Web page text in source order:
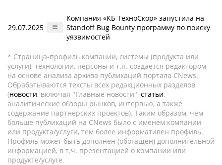
29.07.2025
Компания «КБ ТехноСкор» запустила на
Standoff Bug Bounty программу по поиску
уязвимостей
* Страница-профиль компании, системы (продукта или
услуги), технологии, персоны и т.п. создается редактором
на основе анализа архива публикаций портала CNews.
Обрабатываются тексты всех редакционных разделов
(новости, включая "Главные новости", статьи,
аналитические обзоры рынков, интервью, а также
содержание партнёрских проектов). Таким образом, чем
больше публикаций на CNews было с именем компании
или продукта/услуги, тем более информативен профиль.
Профиль может быть дополнен (обогащен) дополнительной
информацией, в т.ч. презентацией о компании или
продукте/услуге.